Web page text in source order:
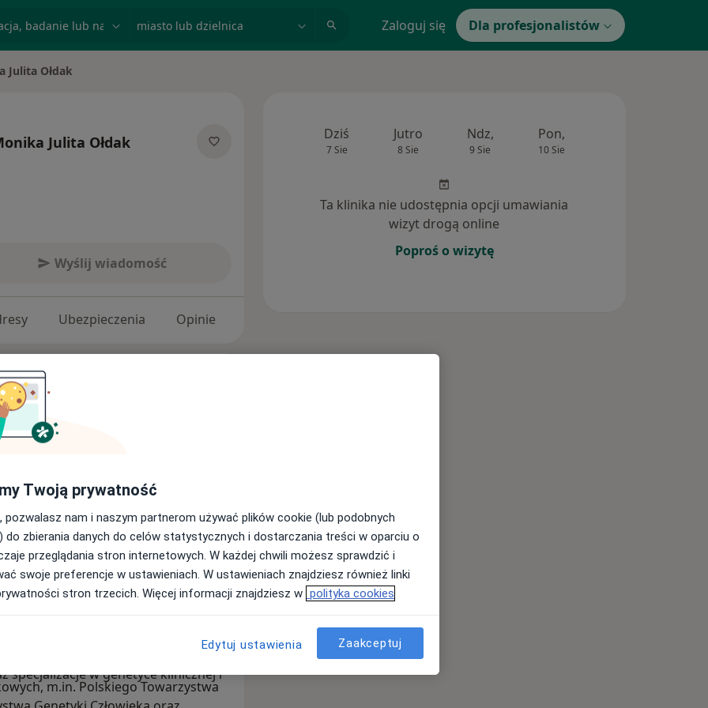
Zaloguj się Dla profesjonalistów
Julita Ołdak
Julita Ołdak
Wyślij wiadomość
Ubezpieczenia Opinie
genetykiem klinicznym i diagnostą
klinicznej i laboratoryjnej genetyki
genetycznych i
skóry. W szczególności
łącząc wiedzę z
technikami analizy DNA oraz
pozwalają funkcjonalnie ocenić
poprzez dzieci, aż po
podejście, rzetelną diagnostykę i
genetycznych.
placówkach naukowo-
w Instytucie Fizjologii i
w Warszawie. Ukończyłam
w Kolonii, uzyskując stopień
habilitowanego. Posiadam także
w genetyce klinicznej i
m.in. Polskiego Towarzystwa
Dziś
7 Sie
Jutro
8 Sie
Ndz,
9 Sie
Pon,
10 Sie
Ta klinika nie udostępnia opcji umawiania
wizyt drogą online
Poproś o wizytę
Twoją prywatność
pozwalasz nam i naszym partnerom używać plików cookie (lub podobnych
do zbierania danych do celów statystycznych i dostarczania treści w oparciu o
przeglądania stron internetowych. W każdej chwili możesz sprawdzić i
swoje preferencje w ustawieniach. W ustawieniach znajdziesz również linki
stron trzecich. Więcej informacji znajdziesz w polityka cookies
Edytuj ustawienia Zaakceptuj